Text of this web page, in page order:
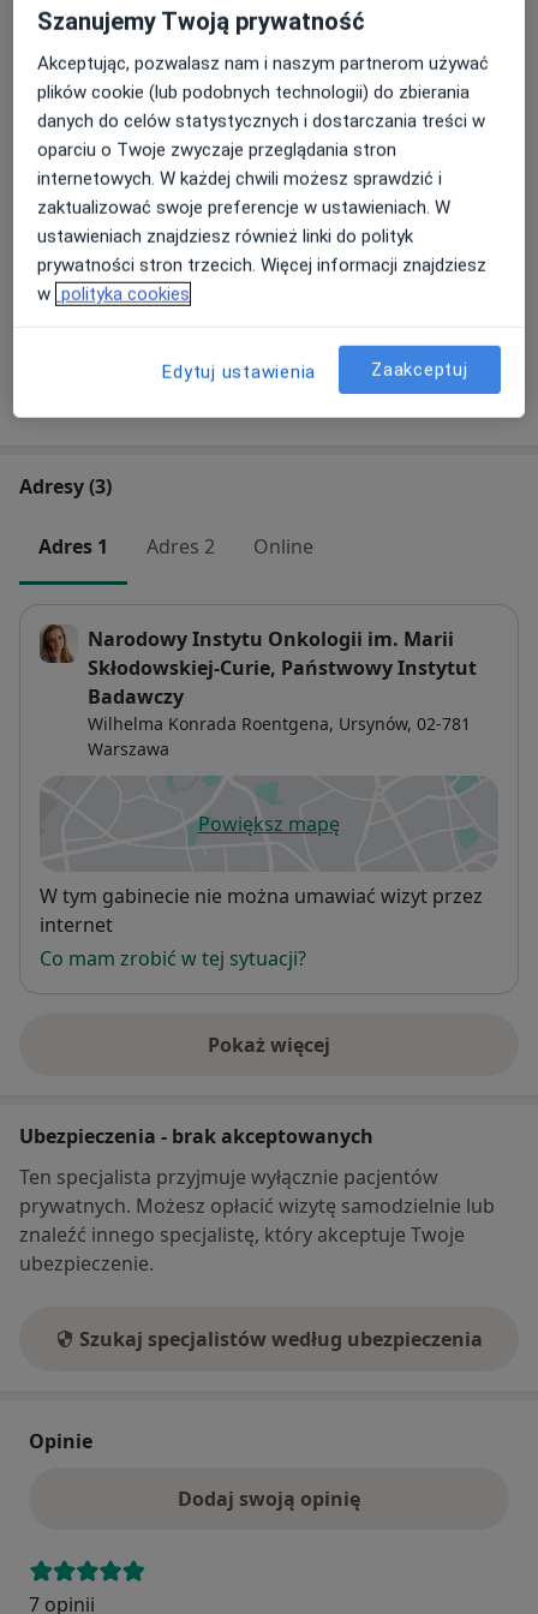
Konsultacja dietetyczna dzieci (kolejna wizyta)
Szczegóły
Analiza składu ciała
Szczegóły
Jadłospis 14-dniowy
Szczegóły
W jaki sposób ustalane są ceny?
Adresy (3)
Adres 1 Adres 2 Online
Narodowy Instytu Onkologii im. Marii
Skłodowskiej-Curie, Państwowy Instytut
Badawczy
Wilhelma Konrada Roentgena, Ursynów, 02-781
Warszawa
Powiększ mapęotwiera się w nowej karcie
Dostępność
W tym gabinecie nie można umawiać wizyt przez
internet
Co mam zrobić w tej sytuacji?
Pokaż więcej
o adresie
Ubezpieczenia - brak akceptowanych
Ten specjalista przyjmuje wyłącznie pacjentów
prywatnych. Możesz opłacić wizytę samodzielnie lub
znaleźć innego specjalistę, który akceptuje Twoje
ubezpieczenie.
Szukaj specjalistów według ubezpieczenia
Opinie
Dodaj swoją opinię
7 opinii
Szanujemy Twoją prywatność
Akceptując, pozwalasz nam i naszym partnerom używać
plików cookie (lub podobnych technologii) do zbierania
danych do celów statystycznych i dostarczania treści w
oparciu o Twoje zwyczaje przeglądania stron
internetowych. W każdej chwili możesz sprawdzić i
zaktualizować swoje preferencje w ustawieniach. W
ustawieniach znajdziesz również linki do polityk
prywatności stron trzecich. Więcej informacji znajdziesz
w polityka cookies
Edytuj ustawienia Zaakceptuj